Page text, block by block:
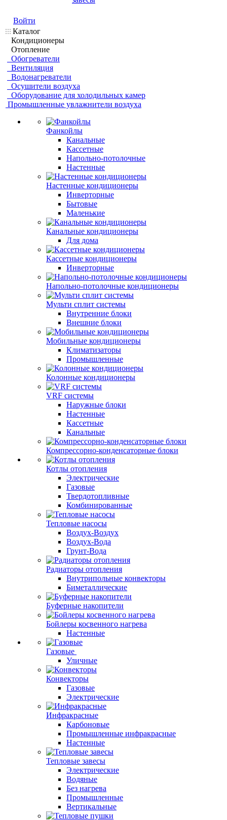
Войти
Каталог
Кондиционеры
Отопление
Обогреватели
Вентиляция
Водонагреватели
Осушители воздуха
Оборудование для холодильных камер
Промышленные увлажнители воздуха
Фанкойлы
Канальные
Кассетные
Напольно-потолочные
Настенные
Настенные кондиционеры
Инверторные
Бытовые
Маленькие
Канальные кондиционеры
Для дома
Кассетные кондиционеры
Инверторные
Напольно-потолочные кондиционеры
Мульти сплит системы
Внутренние блоки
Внешние блоки
Мобильные кондиционеры
Климатизаторы
Промышленные
Колонные кондиционеры
VRF системы
Наружные блоки
Настенные
Кассетные
Канальные
Компрессорно-конденсаторные блоки
Котлы отопления
Электрические
Газовые
Твердотопливные
Комбинированные
Тепловые насосы
Воздух-Воздух
Воздух-Вода
Грунт-Вода
Радиаторы отопления
Внутрипольные конвекторы
Биметаллические
Буферные накопители
Бойлеры косвенного нагрева
Настенные
Газовые
Уличные
Конвекторы
Газовые
Электрические
Инфракрасные
Карбоновые
Промышленные инфракрасные
Настенные
Тепловые завесы
Электрические
Водяные
Без нагрева
Промышленные
Вертикальные